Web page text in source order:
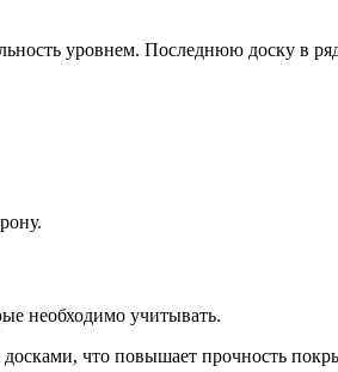
уровнем. Последнюю доску в
необходимо учитывать.
досками, что повышает прочность